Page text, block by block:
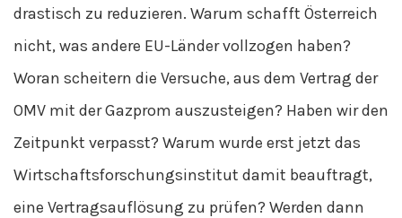
drastisch zu reduzieren. Warum schafft Österreich
nicht, was andere EU-Länder vollzogen haben?
Woran scheitern die Versuche, aus dem Vertrag der
OMV mit der Gazprom auszusteigen? Haben wir den
Zeitpunkt verpasst? Warum wurde erst jetzt das
Wirtschaftsforschungsinstitut damit beauftragt,
eine Vertragsauflösung zu prüfen? Werden dann